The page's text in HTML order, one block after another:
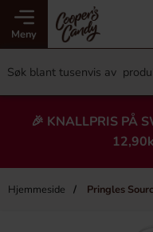
Meny
🎉 KNALLPRIS PÅ
Hjemmeside Pringles